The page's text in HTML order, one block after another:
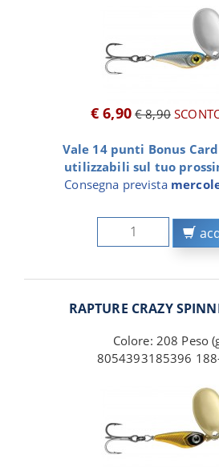
€ 6,90 € 8,90
Vale 14 punti Bonus
utilizzabili sul tuo
Consegna prevista
RAPTURE CRAZY
Colore: 208 Peso
8054393185396